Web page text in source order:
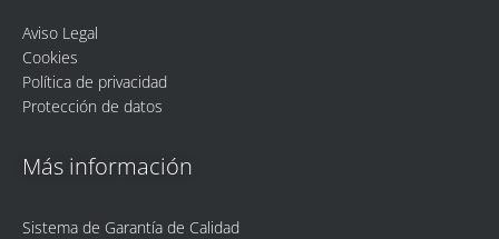
Aviso Legal
Cookies
Política de privacidad
Protección de datos
Más información
Sistema de Garantía de Calidad